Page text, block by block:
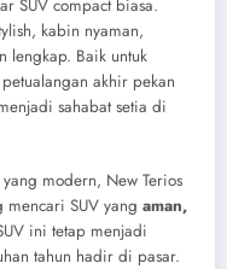
SUV compact biasa.
kabin nyaman,
lengkap. Baik untuk
akhir pekan
sahabat setia di
modern, New Terios
SUV yang aman,
ini tetap menjadi
tahun hadir di pasar.